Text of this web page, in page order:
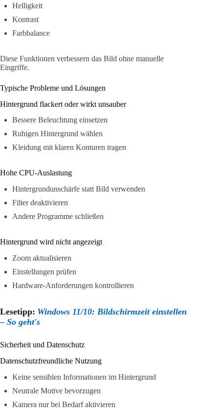
Helligkeit
Kontrast
Farbbalance
Diese Funktionen verbessern das Bild ohne manuelle
Eingriffe.
Typische Probleme und Lösungen
Hintergrund flackert oder wirkt unsauber
Bessere Beleuchtung einsetzen
Ruhigen Hintergrund wählen
Kleidung mit klaren Konturen tragen
Hohe CPU-Auslastung
Hintergrundunschärfe statt Bild verwenden
Filter deaktivieren
Andere Programme schließen
Hintergrund wird nicht angezeigt
Zoom aktualisieren
Einstellungen prüfen
Hardware-Anforderungen kontrollieren
Lesetipp: Windows 11/10: Bildschirmzeit einstellen
– So geht's
Sicherheit und Datenschutz
Datenschutzfreundliche Nutzung
Keine sensiblen Informationen im Hintergrund
Neutrale Motive bevorzugen
Kamera nur bei Bedarf aktivieren